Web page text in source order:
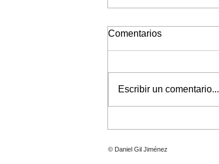
Comentarios
Escribir un comentario...
© Daniel Gil Jiménez